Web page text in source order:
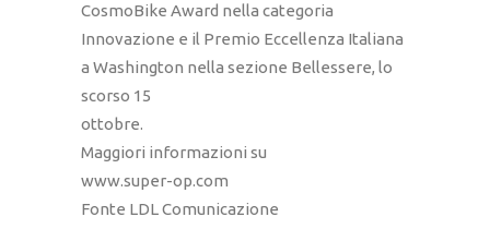
CosmoBike Award nella categoria
Innovazione e il Premio Eccellenza Italiana
a Washington nella sezione Bellessere, lo
scorso 15
ottobre.
Maggiori informazioni su
www.super-op.com
Fonte LDL Comunicazione